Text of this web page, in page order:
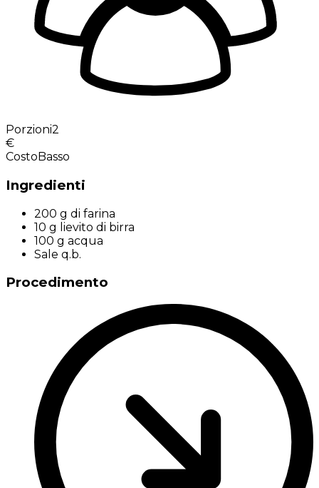
Porzioni2
€
Costo Basso
Ingredienti
200 g di farina
10 g lievito di birra
100 g acqua
Sale q.b.
Procedimento